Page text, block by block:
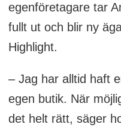
egenföretagare tar
fullt ut och blir ny
Highlight.
– Jag har alltid haft
egen butik. När
det helt rätt, säger